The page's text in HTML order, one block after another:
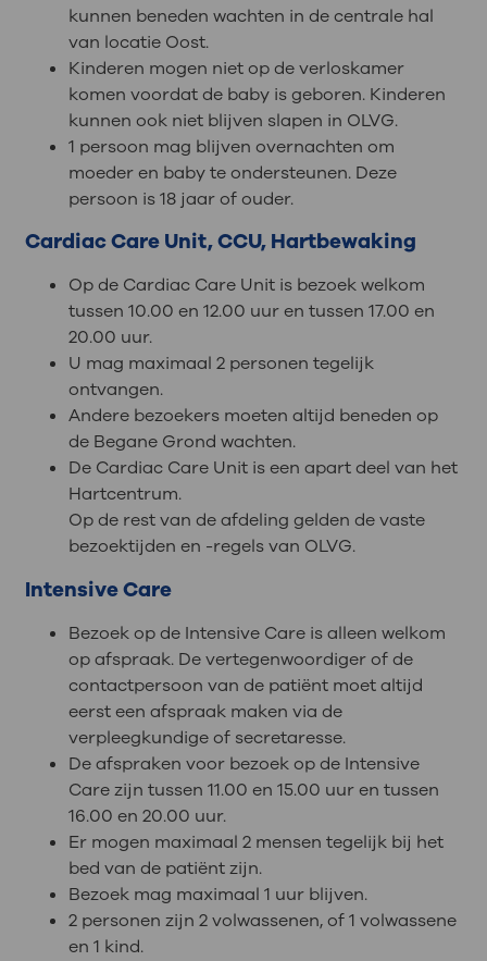
kunnen beneden wachten in de centrale hal
van locatie Oost.
Kinderen mogen niet op de verloskamer
komen voordat de baby is geboren. Kinderen
kunnen ook niet blijven slapen in OLVG.
1 persoon mag blijven overnachten om
moeder en baby te ondersteunen. Deze
persoon is 18 jaar of ouder.
Cardiac Care Unit, CCU, Hartbewaking
Op de Cardiac Care Unit is bezoek welkom
tussen 10.00 en 12.00 uur en tussen 17.00 en
20.00 uur.
U mag maximaal 2 personen tegelijk
ontvangen.
Andere bezoekers moeten altijd beneden op
de Begane Grond wachten.
De Cardiac Care Unit is een apart deel van het
Hartcentrum.
Op de rest van de afdeling gelden de vaste
bezoektijden en -regels van OLVG.
Intensive Care
Bezoek op de Intensive Care is alleen welkom
op afspraak. De vertegenwoordiger of de
contactpersoon van de patiënt moet altijd
eerst een afspraak maken via de
verpleegkundige of secretaresse.
De afspraken voor bezoek op de Intensive
Care zijn tussen 11.00 en 15.00 uur en tussen
16.00 en 20.00 uur.
Er mogen maximaal 2 mensen tegelijk bij het
bed van de patiënt zijn.
Bezoek mag maximaal 1 uur blijven.
2 personen zijn 2 volwassenen, of 1 volwassene
en 1 kind.